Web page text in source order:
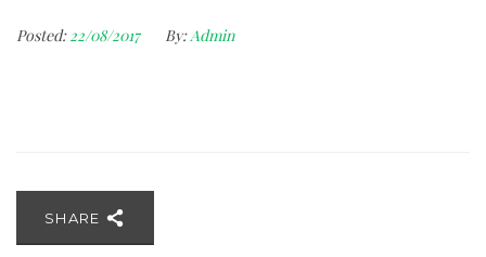
Posted: 22/08/2017 By:Admin
SHARE